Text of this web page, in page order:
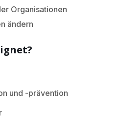
Organisationen
ändern
und -prävention